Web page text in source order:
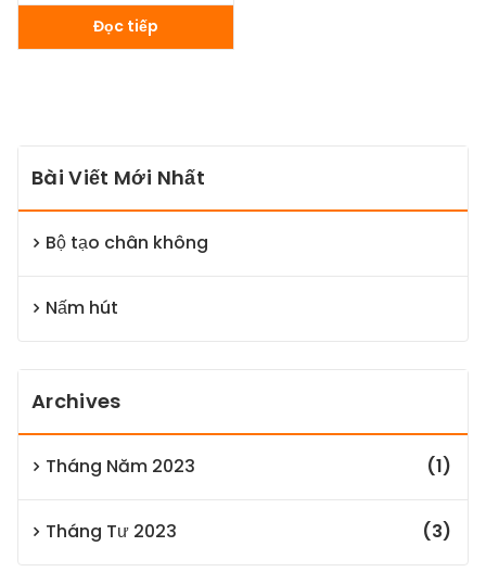
Đọc tiếp
Bài Viết Mới Nhất
Bộ tạo chân không
Nấm hút
Archives
Tháng Năm 2023 (1)
Tháng Tư 2023 (3)